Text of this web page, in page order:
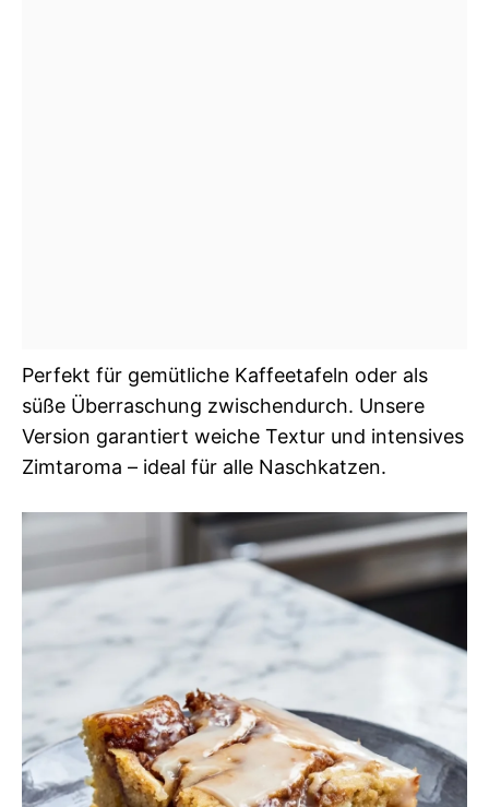
Perfekt für gemütliche Kaffeetafeln oder als
süße Überraschung zwischendurch. Unsere
Version garantiert weiche Textur und intensives
Zimtaroma – ideal für alle Naschkatzen.